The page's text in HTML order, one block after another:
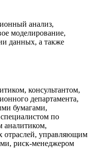
анализ,
моделирование,
данных, а также
консультантом,
департамента,
бумагами,
по
аналитиком,
отраслей, управляющим
риск-менеджером